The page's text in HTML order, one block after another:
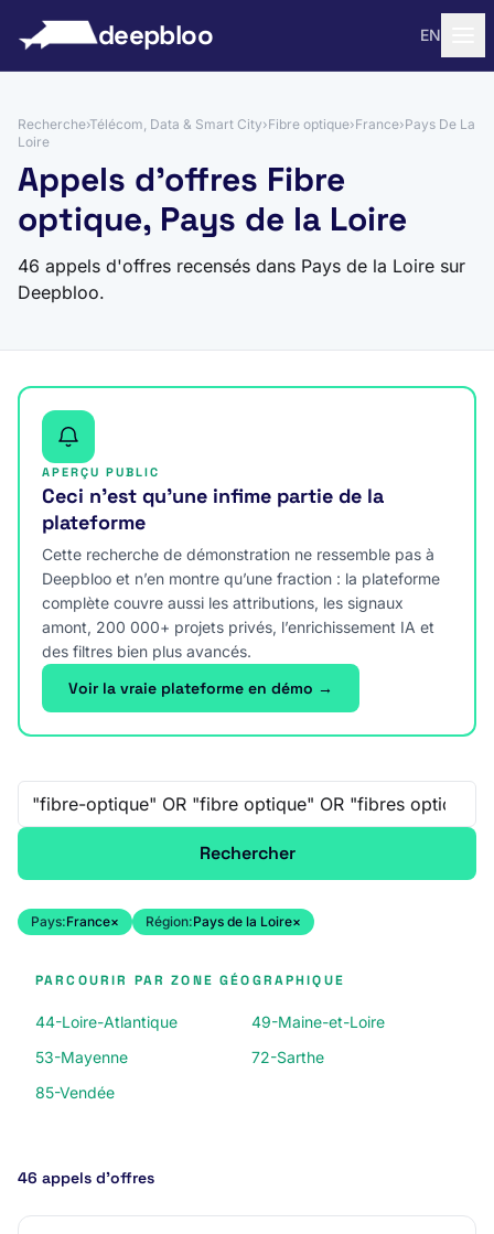
deepbloo EN
Recherche›Télécom, Data & Smart City›Fibre optique›France›Pays De La
Loire
Appels d'offres Fibre
optique, Pays de la Loire
46 appels d'offres recensés dans Pays de la Loire sur
Deepbloo.
APERÇU PUBLIC
Ceci n’est qu’une infime partie de la
plateforme
Cette recherche de démonstration ne ressemble pas à
Deepbloo et n’en montre qu’une fraction : la plateforme
complète couvre aussi les attributions, les signaux
amont, 200 000+ projets privés, l’enrichissement IA et
des filtres bien plus avancés.
Voir la vraie plateforme en démo →
Recherche libre
Rechercher
Pays:France× Région:Pays de la Loire×
PARCOURIR PAR ZONE GÉOGRAPHIQUE
44-Loire-Atlantique
49-Maine-et-Loire
53-Mayenne
72-Sarthe
85-Vendée
46 appels d’offres